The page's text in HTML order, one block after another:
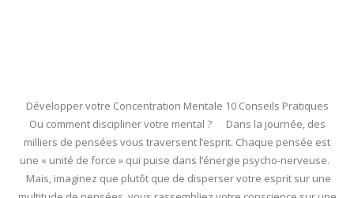
Développer votre Concentration Mentale 10 Conseils Pratiques
Ou comment discipliner votre mental ? Dans la journée, des
milliers de pensées vous traversent l’esprit. Chaque pensée est
une « unité de force » qui puise dans l’énergie psycho-nerveuse.
Mais, imaginez que plutôt que de disperser votre esprit sur une